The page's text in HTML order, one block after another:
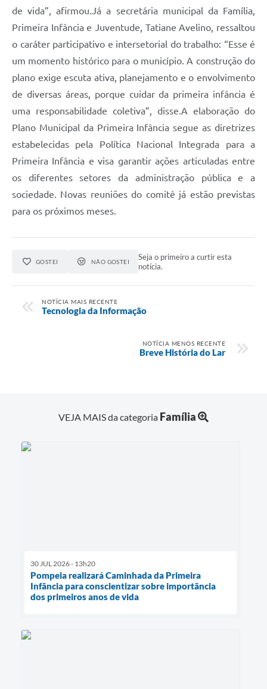
de vida”, afirmou.Já a secretária municipal da Família,
Primeira Infância e Juventude, Tatiane Avelino, ressaltou
o caráter participativo e intersetorial do trabalho: “Esse é
um momento histórico para o município. A construção do
plano exige escuta ativa, planejamento e o envolvimento
de diversas áreas, porque cuidar da primeira infância é
uma responsabilidade coletiva”, disse.A elaboração do
Plano Municipal da Primeira Infância segue as diretrizes
estabelecidas pela Política Nacional Integrada para a
Primeira Infância e visa garantir ações articuladas entre
os diferentes setores da administração pública e a
sociedade. Novas reuniões do comitê já estão previstas
para os próximos meses.
GOSTEI NÃO GOSTEI
Seja o primeiro a curtir esta
notícia.
NOTÍCIA MAIS RECENTE
Tecnologia da Informação
NOTÍCIA MENOS RECENTE
Breve História do Lar
VEJA MAIS da categoria Família
30 JUL 2026 - 13h20
Pompeia realizará Caminhada da Primeira
Infância para conscientizar sobre importância
dos primeiros anos de vida